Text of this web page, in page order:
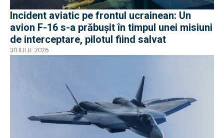
Incident aviatic pe frontul ucrainean: Un
avion F-16 s-a prăbușit în timpul unei misiuni
de interceptare, pilotul fiind salvat
30 IULIE 2026